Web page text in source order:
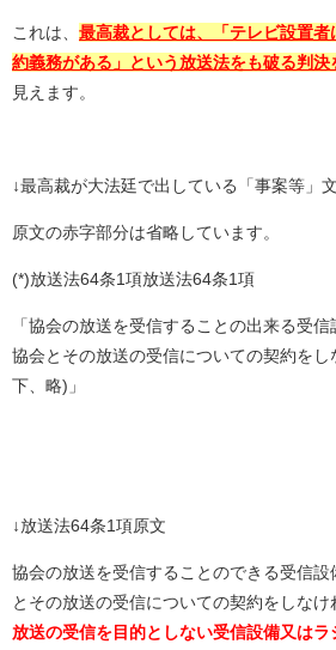
これは、 最高裁としては、「テレビ設置
約義務がある」という放送法をも破る判決
見えます。
↓最高裁が大法廷で出している「事案等」
原文の赤字部分は省略しています。
(*)放送法64条1項放送法64条1項
「協会の放送を受信することの出来る受信
協会とその放送の受信についての契約をし
下、略) 」
↓放送法64条1項原文
協会の放送を受信することのできる受信
とその放送の受信についての契約をしなけ
放送の受信を目的としない受信設備又は